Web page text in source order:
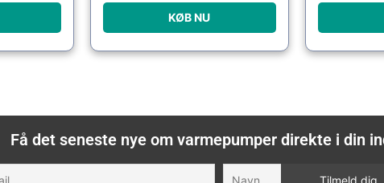
KØB NU
Få det seneste nye om varmepumper direkte i din